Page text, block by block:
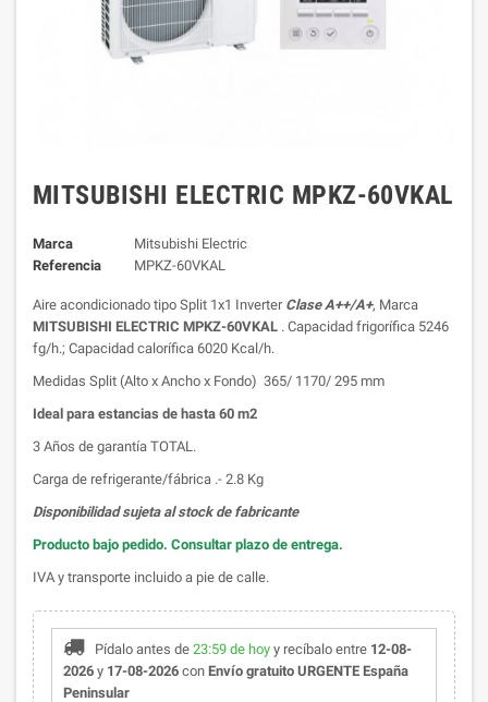
MITSUBISHI ELECTRIC MPKZ-60VKAL
Marca
Mitsubishi Electric
Referencia
MPKZ-60VKAL
Aire acondicionado tipo Split 1x1 Inverter Clase A++/A+, Marca
MITSUBISHI ELECTRIC MPKZ-60VKAL . Capacidad frigorífica 5246
fg/h.; Capacidad calorífica 6020 Kcal/h.
Medidas Split (Alto x Ancho x Fondo) 365/ 1170/ 295 mm
Ideal para estancias de hasta 60 m2
3 Años de garantía TOTAL.
Carga de refrigerante/fábrica .- 2.8 Kg
Disponibilidad sujeta al stock de fabricante
Producto bajo pedido. Consultar plazo de entrega.
IVA y transporte incluido a pie de calle.
Pídalo antes de 23:59 de hoy y recíbalo entre 12-08-
2026y 17-08-2026 con Envío gratuito URGENTE España
Peninsular